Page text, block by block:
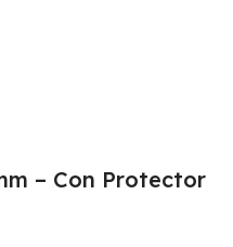
– Con Protector